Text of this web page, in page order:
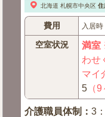
北海道 札幌市中央区 住
費用 入居時
空室状況 満室
わせ
マイ
5 （
介護職員体制 ：3